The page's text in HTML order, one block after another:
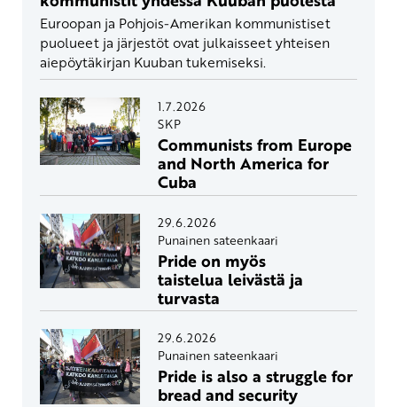
Euroopan ja Pohjois-Amerikan kommunistiset
puolueet ja järjestöt ovat julkaisseet yhteisen
aiepöytäkirjan Kuuban tukemiseksi.
1.7.2026
SKP
Communists from Europe
and North America for
Cuba
29.6.2026
Punainen sateenkaari
Pride on myös
taistelua leivästä ja
turvasta
29.6.2026
Punainen sateenkaari
Pride is also a struggle for
bread and security